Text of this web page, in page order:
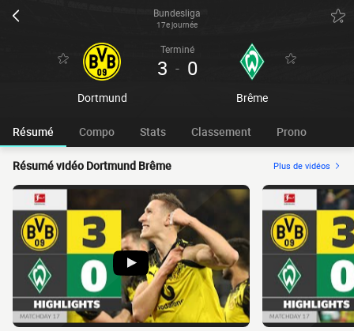
Bundesliga
17e journée
Dortmund
Terminé
3 - 0
Brême
Résumé Compo Stats Classement Prono
Résumé vidéo Dortmund Brême Plus de vidéos